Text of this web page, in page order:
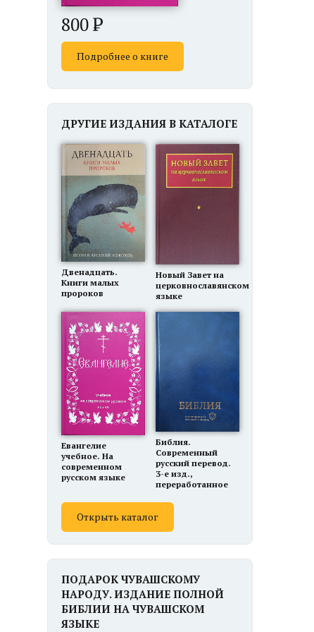
800
Подробнее о книге
ДРУГИЕ ИЗДАНИЯ В КАТАЛОГЕ
Двенадцать.
Книги малых
пророков
Новый Завет на
церковнославянском
языке
Евангелие
учебное. На
современном
русском языке
Библия.
Современный
русский перевод.
3-е изд.,
переработанное
Открыть каталог
ПОДАРОК ЧУВАШСКОМУ
НАРОДУ. ИЗДАНИЕ ПОЛНОЙ
БИБЛИИ НА ЧУВАШСКОМ
ЯЗЫКЕ